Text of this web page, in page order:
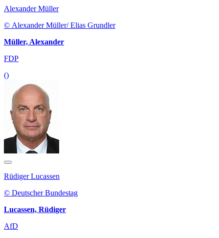
Alexander Müller
© Alexander Müller/ Elias Grundler
Müller, Alexander
FDP
()
Rüdiger Lucassen
© Deutscher Bundestag
Lucassen, Rüdiger
AfD